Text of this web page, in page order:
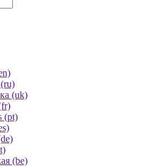
(uk)
(pt)
(be)